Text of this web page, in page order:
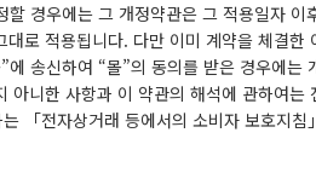
경우에는 그 개정약관은 그 적용일자
대로 적용됩니다. 다만 이미 계약을 체결
에 송신하여 “몰”의 동의를 받은 경우에는
아니한 사항과 이 약관의 해석에 관하여
「전자상거래 등에서의 소비자 보호지